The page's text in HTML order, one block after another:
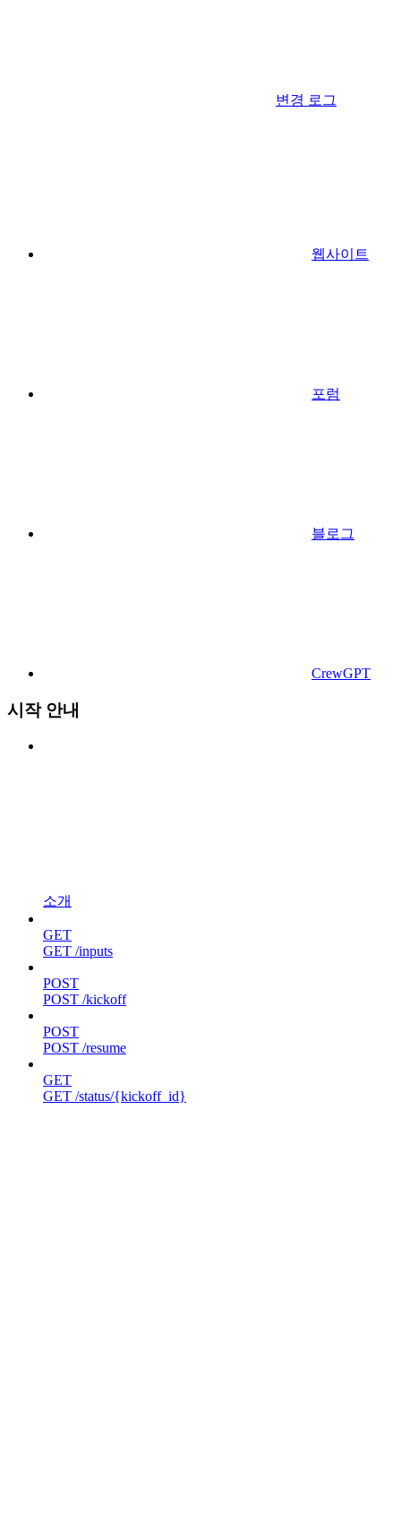
변경 로그
웹사이트
포럼
블로그
CrewGPT
시작 안내
소개
GET
GET /inputs
POST
POST /kickoff
POST
POST /resume
GET
GET /status/{kickoff_id}